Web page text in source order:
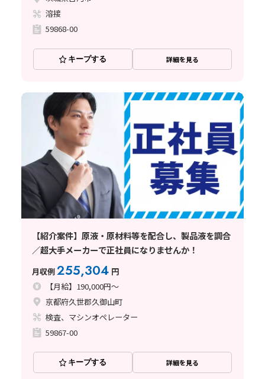
溶接
59868-00
キープする 詳細を見る
【紹介案件】原液・原材料等を配合し、製品液を調合
／超大手メーカーで正社員になりませんか！
月収例255,304 円
【月給】190,000円～
京都府久世郡久御山町
検査、マシンオペレーター
59867-00
キープする 詳細を見る